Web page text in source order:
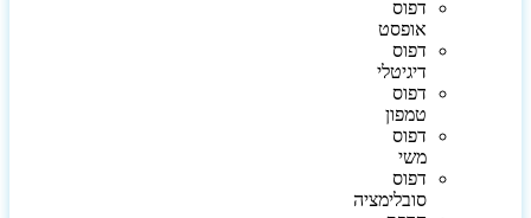
דפוס
אופסט
דפוס
דיגיטלי
דפוס
טמפון
דפוס
משי
דפוס
סובלימציה